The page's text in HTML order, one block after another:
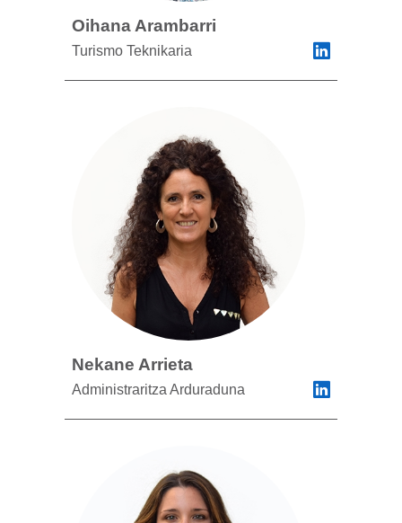
Oihana Arambarri
Turismo Teknikaria
Nekane Arrieta
Administraritza Arduraduna